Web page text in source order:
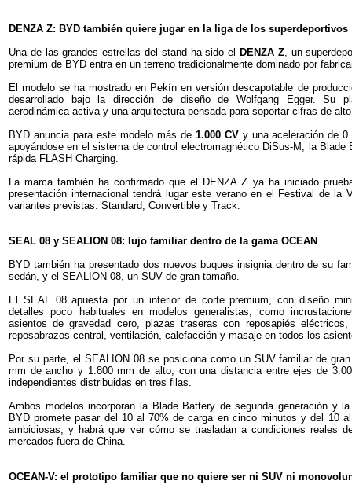
DENZA Z: BYD también quiere jugar en la liga de los superdeportivos
Una de las grandes estrellas del stand ha sido el
DENZA Z, un
premium de BYD entra en un terreno tradicionalmente dominado por
El modelo se ha mostrado en Pekín en versión descapotable de
desarrollado bajo la dirección de diseño de Wolfgang Egger. Su
aerodinámica activa y una arquitectura pensada para soportar cifras de
BYD anuncia para este modelo más de 1.000 CVy una aceleración de 0
apoyándose en el sistema de control electromagnético DiSus-M, la
rápida FLASH Charging.
La marca también ha confirmado que el DENZA Z ya ha iniciado
presentación internacional tendrá lugar este verano en el Festival de la
variantes previstas: Standard, Convertible y Track.
SEAL 08 y SEALION 08: lujo familiar dentro de la gama OCEAN
BYD también ha presentado dos nuevos buques insignia dentro de su
sedán, y el SEALION 08, un SUV de gran tamaño.
El SEAL 08 apuesta por un interior de corte premium, con diseño
detalles poco habituales en modelos generalistas, como
asientos de gravedad cero, plazas traseras con reposapiés
reposabrazos central, ventilación, calefacción y masaje en todos los
Por su parte, el SEALION 08 se posiciona como un SUV familiar de
mm de ancho y 1.800 mm de alto, con una distancia entre ejes de
independientes distribuidas en tres filas.
Ambos modelos incorporan la Blade Battery de segunda generación y
BYD promete pasar del 10 al 70% de carga en cinco minutos y del 10
ambiciosas, y habrá que ver cómo se trasladan a condiciones reales
mercados fuera de China.
OCEAN-V: el prototipo familiar que no quiere ser ni SUV ni